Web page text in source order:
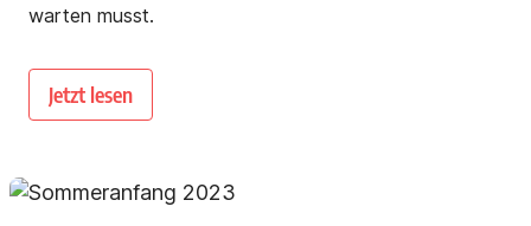
warten musst.
Jetzt lesen